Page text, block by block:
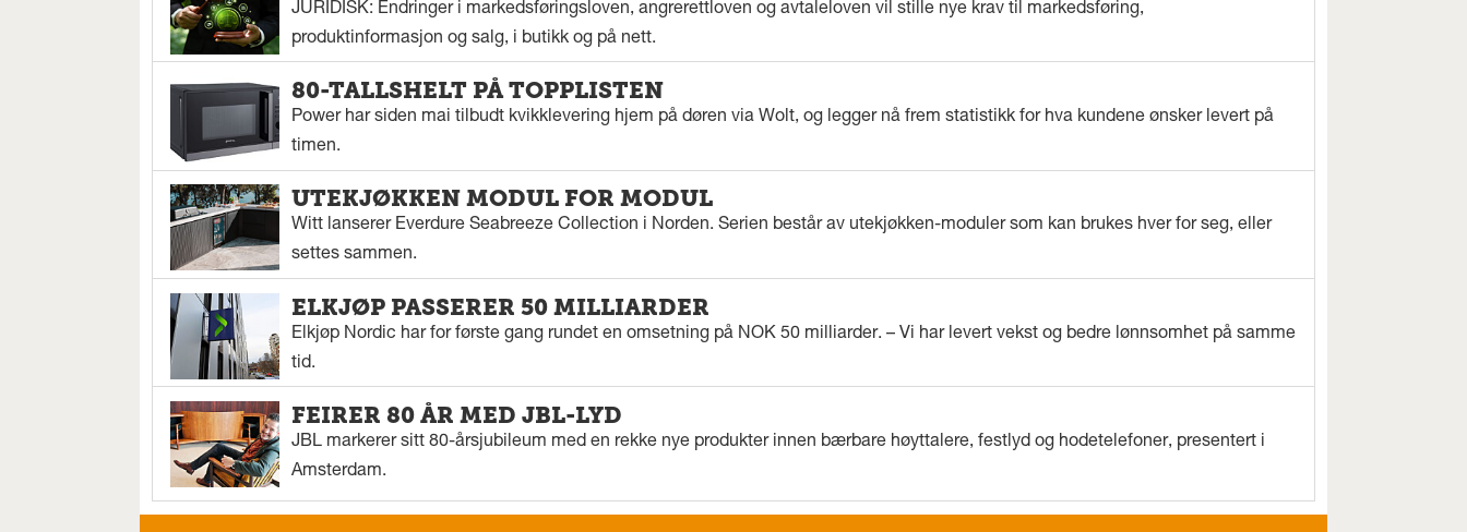
JURIDISK: Endringer i markedsføringsloven, angrerettloven og avtaleloven vil stille nye krav til markedsføring,
produktinformasjon og salg, i butikk og på nett.
80-TALLSHELT PÅ TOPPLISTEN
Power har siden mai tilbudt kvikklevering hjem på døren via Wolt, og legger nå frem statistikk for hva kundene ønsker levert på
timen.
UTEKJØKKEN MODUL FOR MODUL
Witt lanserer Everdure Seabreeze Collection i Norden. Serien består av utekjøkken-moduler som kan brukes hver for seg, eller
settes sammen.
ELKJØP PASSERER 50 MILLIARDER
Elkjøp Nordic har for første gang rundet en omsetning på NOK 50 milliarder. – Vi har levert vekst og bedre lønnsomhet på samme
tid.
FEIRER 80 ÅR MED JBL-LYD
JBL markerer sitt 80-årsjubileum med en rekke nye produkter innen bærbare høyttalere, festlyd og hodetelefoner, presentert i
Amsterdam.